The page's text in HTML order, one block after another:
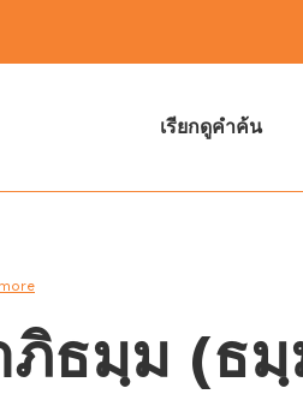
เรียกดูคำค้น
ธมฺม (ธ